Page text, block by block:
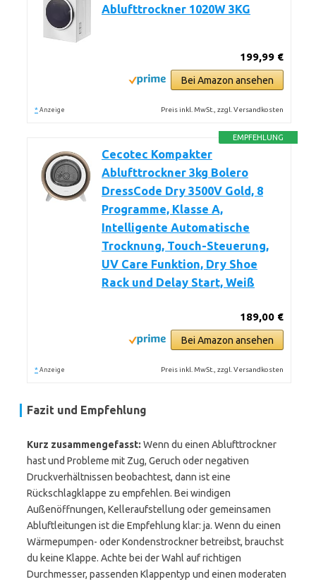
Ablufttrockner 1020W 3KG
199,99 €
Bei Amazon ansehen
* Anzeige Preis inkl. MwSt., zzgl. Versandkosten
EMPFEHLUNG
Cecotec Kompakter
Ablufttrockner 3kg Bolero
DressCode Dry 3500V Gold, 8
Programme, Klasse A,
Intelligente Automatische
Trocknung, Touch-Steuerung,
UV Care Funktion, Dry Shoe
Rack und Delay Start, Weiß
189,00 €
Bei Amazon ansehen
* Anzeige Preis inkl. MwSt., zzgl. Versandkosten
Fazit und Empfehlung
Kurz zusammengefasst: Wenn du einen Ablufttrockner
hast und Probleme mit Zug, Geruch oder negativen
Druckverhältnissen beobachtest, dann ist eine
Rückschlagklappe zu empfehlen. Bei windigen
Außenöffnungen, Kelleraufstellung oder gemeinsamen
Abluftleitungen ist die Empfehlung klar: ja. Wenn du einen
Wärmepumpen- oder Kondenstrockner betreibst, brauchst
du keine Klappe. Achte bei der Wahl auf richtigen
Durchmesser, passenden Klappentyp und einen moderaten